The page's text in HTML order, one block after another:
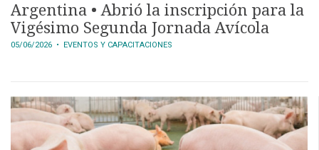
Argentina • Abrió la inscripción para la
Vigésimo Segunda Jornada Avícola
05/06/2026 • EVENTOS Y CAPACITACIONES